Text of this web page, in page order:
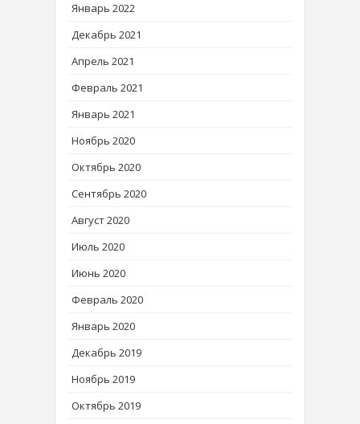
Январь 2022
Декабрь 2021
Апрель 2021
Февраль 2021
Январь 2021
Ноябрь 2020
Октябрь 2020
Сентябрь 2020
Август 2020
Июль 2020
Июнь 2020
Февраль 2020
Январь 2020
Декабрь 2019
Ноябрь 2019
Октябрь 2019